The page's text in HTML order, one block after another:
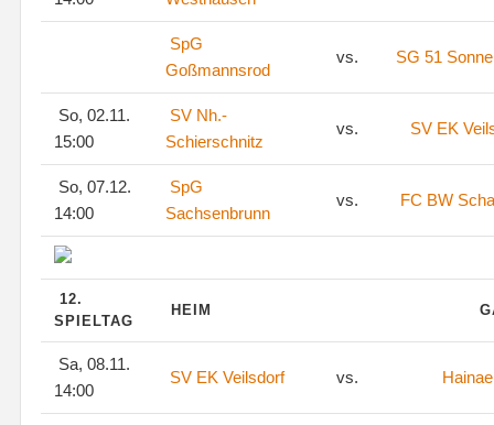
SpG
Goßmannsrod
vs. SG 51
So, 02.11.
15:00
SV Nh.-
Schierschnitz
vs. SV EK
So, 07.12.
14:00
SpG
Sachsenbrunn
vs. FC BW
12.
SPIELTAG
HEIM
Sa, 08.11.
14:00
SV EK Veilsdorf vs.